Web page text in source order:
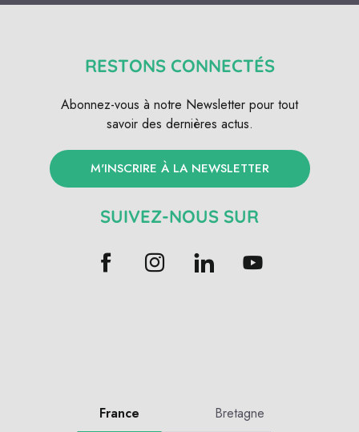
RESTONS CONNECTÉS
Abonnez-vous à notre Newsletter pour tout
savoir des dernières actus.
M'INSCRIRE À LA NEWSLETTER
SUIVEZ-NOUS SUR
France Bretagne